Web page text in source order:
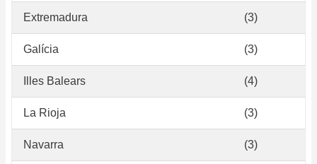
Extremadura (3)
Galícia (3)
Illes Balears (4)
La Rioja (3)
Navarra (3)